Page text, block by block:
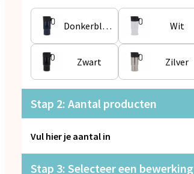
Donkerblauw Wit
Zwart Zilver
Stap 2: Aantal producten
Vul hier je aantal in
Stap 3: Selecteer een bewerking